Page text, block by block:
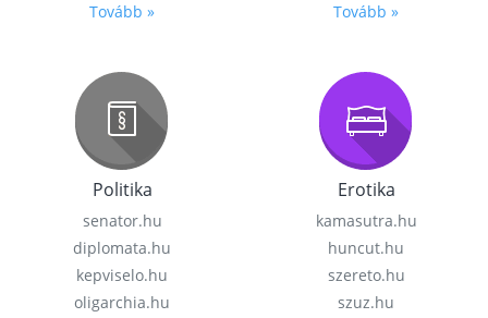
Tovább » Tovább »
Politika
senator.hu
diplomata.hu
kepviselo.hu
oligarchia.hu
Erotika
kamasutra.hu
huncut.hu
szereto.hu
szuz.hu